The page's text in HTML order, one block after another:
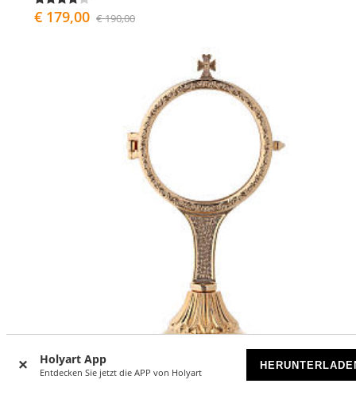
Holyart App
Entdecken Sie jetzt die APP von Holyart
€ 179,00 € 190,00